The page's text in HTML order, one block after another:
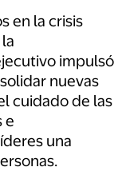
en la crisis
impulsó
nuevas
cuidado de las
e
una